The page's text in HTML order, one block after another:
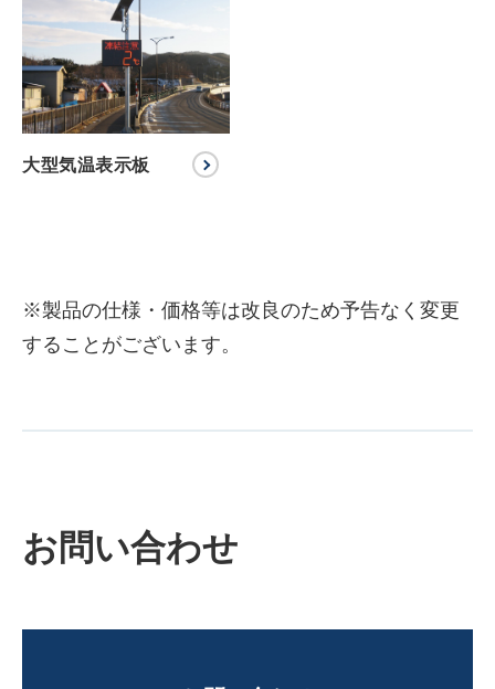
大型気温表示板
※製品の仕様・価格等は改良のため予告なく変更
することがございます。
お問い合わせ